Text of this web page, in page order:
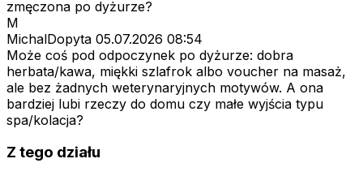
zmęczona po dyżurze?
M
MichalDopyta 05.07.2026 08:54
Może coś pod odpoczynek po dyżurze: dobra
herbata/kawa, miękki szlafrok albo voucher na masaż,
ale bez żadnych weterynaryjnych motywów. A ona
bardziej lubi rzeczy do domu czy małe wyjścia typu
spa/kolacja?
Z tego działu